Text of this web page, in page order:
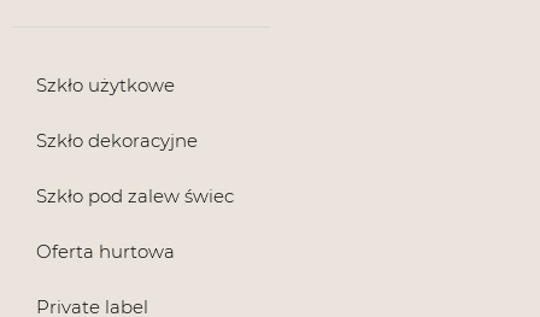
Szkło użytkowe
Szkło dekoracyjne
Szkło pod zalew świec
Oferta hurtowa
Private label